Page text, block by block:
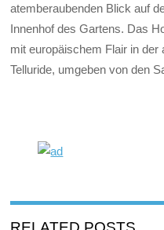
atemberaubenden Blick auf
Innenhof des Gartens. Das
mit europäischem Flair in
Telluride, umgeben von den